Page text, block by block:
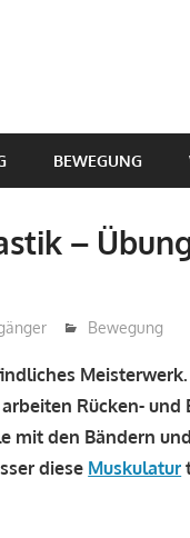
BEWEGUNG
–
Bewegung
Rücken-
mit den Bändern
diese Muskulatur